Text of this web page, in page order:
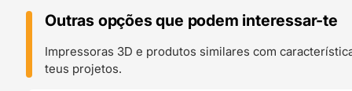
Outras opções que podem interessar-te
Impressoras 3D e produtos similares com
teus projetos.